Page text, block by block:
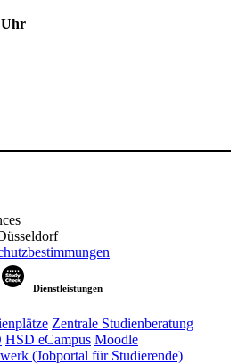
Uhr
Dienstleistungen
Zentrale Studienberatung
HSD eCampus Moodle
(Jobportal für Studierende)